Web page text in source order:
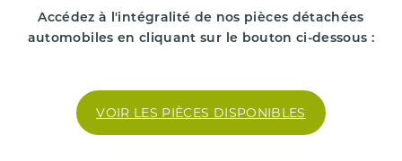
Accédez à l'intégralité de nos pièces détachées
automobiles en cliquant sur le bouton ci-dessous :
VOIR LES PIÈCES DISPONIBLES